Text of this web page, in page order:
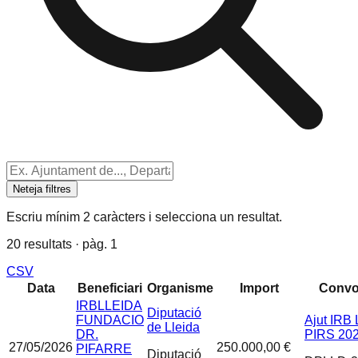
Neteja filtres
Escriu mínim 2 caràcters i selecciona un resultat.
20 resultats · pàg. 1
CSV
Data
Beneficiari Organisme Import
27/05/2026
IRBLLEIDA
FUNDACIO
DR.
PIFARRE
Diputació
de Lleida
Diputació
250.000,00 €
Ajut IRB
PIRS